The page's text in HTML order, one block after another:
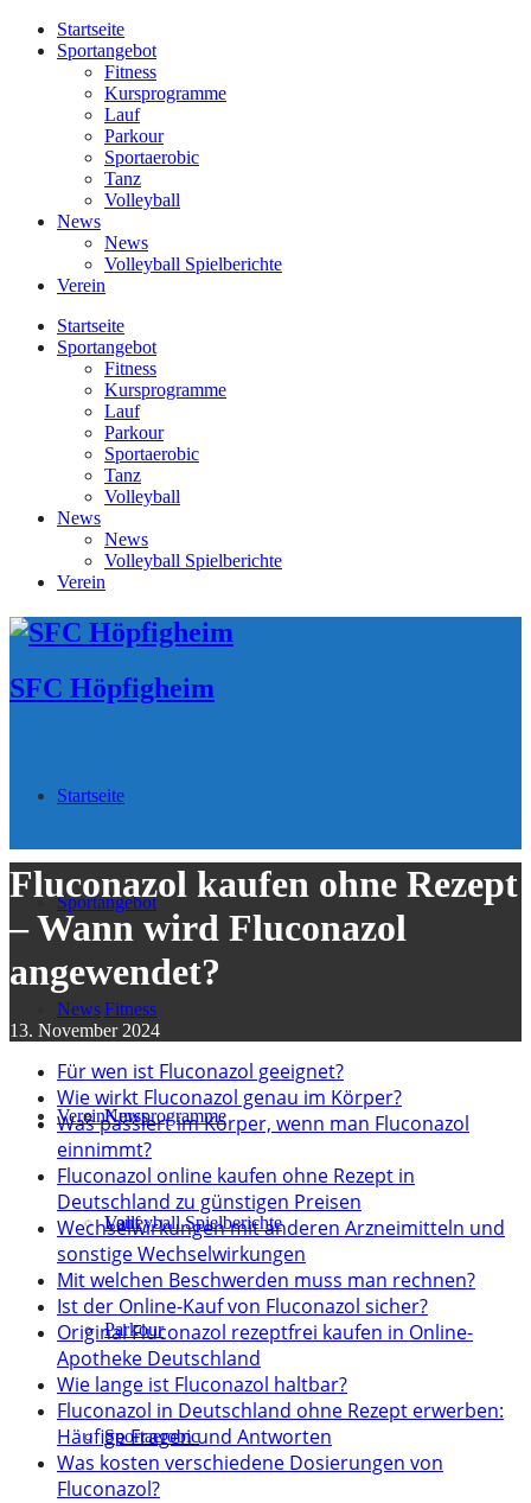
Startseite
Sportangebot
Fitness
Kursprogramme
Lauf
Parkour
Sportaerobic
Tanz
Volleyball
News
News
Volleyball Spielberichte
Verein
Startseite
Sportangebot
Fitness
Kursprogramme
Lauf
Parkour
Sportaerobic
Tanz
Volleyball
News
News
Volleyball Spielberichte
Verein
SFC Höpfigheim
Startseite
Sportangebot
Fitness
Kursprogramme
Lauf
Parkour
Sportaerobic
News
News
Volleyball Spielberichte
Verein
Fluconazol kaufen ohne Rezept
– Wann wird Fluconazol
angewendet?
13. November 2024
Für wen ist Fluconazol geeignet?
Wie wirkt Fluconazol genau im Körper?
Was passiert im Körper, wenn man Fluconazol
einnimmt?
Fluconazol online kaufen ohne Rezept in
Deutschland zu günstigen Preisen
Wechselwirkungen mit anderen Arzneimitteln und
sonstige Wechselwirkungen
Mit welchen Beschwerden muss man rechnen?
Ist der Online-Kauf von Fluconazol sicher?
Original Fluconazol rezeptfrei kaufen in Online-
Apotheke Deutschland
Wie lange ist Fluconazol haltbar?
Fluconazol in Deutschland ohne Rezept erwerben:
Häufige Fragen und Antworten
Was kosten verschiedene Dosierungen von
Fluconazol?